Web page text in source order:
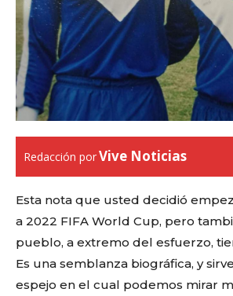
Redacción porVive Noticias
Esta nota que usted decidió
a 2022 FIFA World Cup, pero
pueblo, a extremo del esfuerzo,
Es una semblanza biográfica, y
espejo en el cual podemos mirar